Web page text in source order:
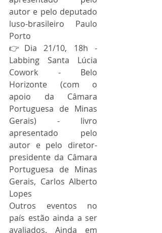
autor e pelo deputado
luso-brasileiro Paulo
Porto
👉Dia 21/10, 18h -
Labbing Santa Lúcia
Cowork - Belo
Horizonte (com o
apoio da Câmara
Portuguesa de Minas
Gerais) - livro
apresentado pelo
autor e pelo diretor-
presidente da Câmara
Portuguesa de Minas
Gerais, Carlos Alberto
Lopes
Outros eventos no
país estão ainda a ser
avaliados. Ainda em